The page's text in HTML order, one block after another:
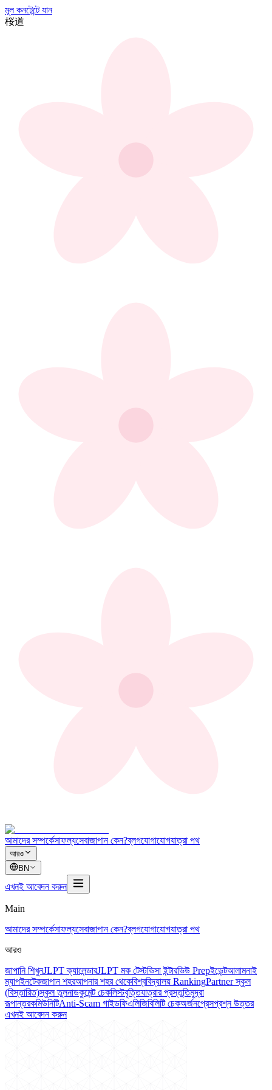
মূল কনটেন্টে যান
桜道
আমাদের সম্পর্কেসাফল্যসেবাজাপান কেন?ব্লগযোগাযোগযাত্রা পথ
আরও
BN
এখনই আবেদন করুন
Main
আমাদের সম্পর্কেসাফল্যসেবাজাপান কেন?ব্লগযোগাযোগযাত্রা পথ
আরও
জাপানি শিখুনJLPT ক্যালেন্ডারJLPT মক টেস্টভিসা ইন্টারভিউ Prepইভেন্টআলামনাই
ম্যাপইনটেকজাপান শহরআপনার শহর থেকেবিশ্ববিদ্যালয় RankingPartner স্কুল
(বিস্তারিত)স্কুল তুলনাডকুমেন্ট চেকলিস্টবৃত্তিযাত্রার প্রস্তুতিমুদ্রা
রূপান্তরকমিউনিটিAnti-Scam গাইডফিএলিজিবিলিটি চেকঅর্জনপ্রেসপ্রশ্ন উত্তর
এখনই আবেদন করুন